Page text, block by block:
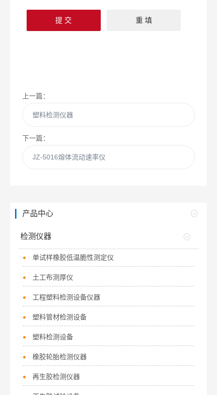
上一篇：
塑料检测仪器
下一篇：
JZ-5016熔体流动速率仪
产品中心
检测仪器
单试样橡胶低温脆性测定仪
土工布测厚仪
工程塑料检测设备仪器
塑料管材检测设备
塑料检测设备
橡胶轮胎检测仪器
再生胶检测仪器